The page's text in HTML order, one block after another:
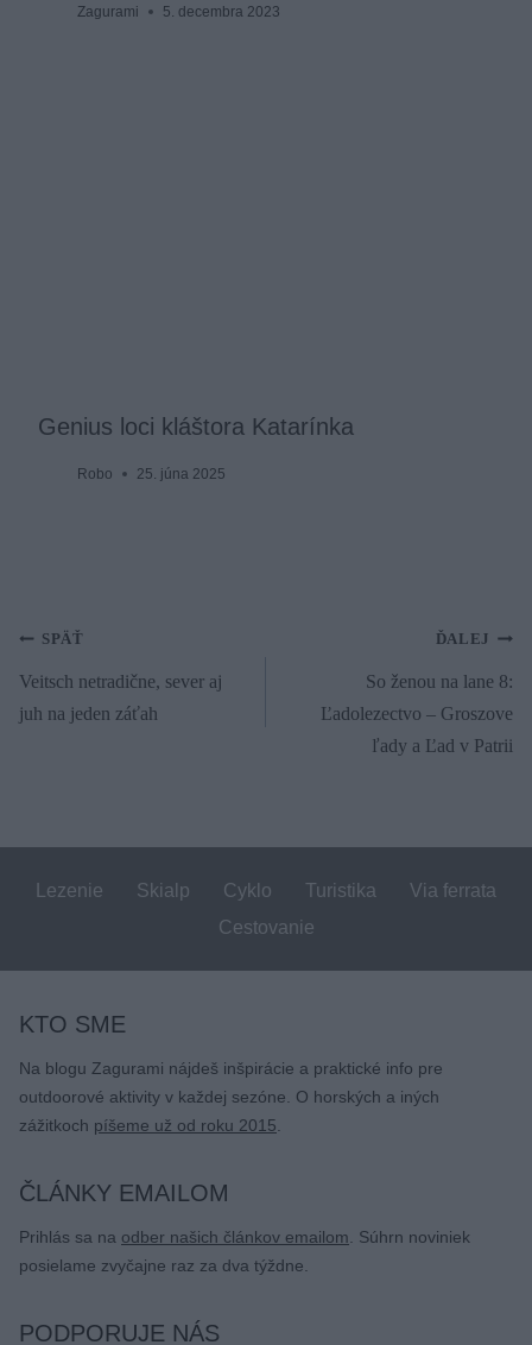
Zagurami 5. decembra 2023
Genius loci kláštora Katarínka
Robo 25. júna 2025
Navigácia
SPÄŤ
Veitsch netradične, sever aj
juh na jeden záťah
ĎALEJ
So ženou na lane 8:
Ľadolezectvo – Groszove
ľady a Ľad v Patrii
Lezenie Skialp Cyklo Turistika
Via ferrata
Cestovanie
KTO SME
Na blogu Zagurami nájdeš inšpirácie a praktické info pre
outdoorové aktivity v každej sezóne. O horských a iných
zážitkoch píšeme už od roku 2015
ČLÁNKY EMAILOM
Prihlás sa na odber našich článkov emailom . Súhrn noviniek
posielame zvyčajne raz za dva týždne.
PODPORUJE NÁS